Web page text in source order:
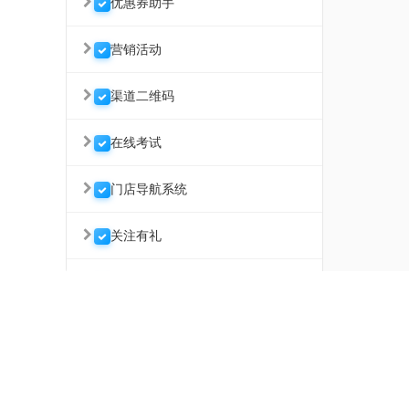
营销活动
渠道二维码
在线考试
门店导航系统
关注有礼